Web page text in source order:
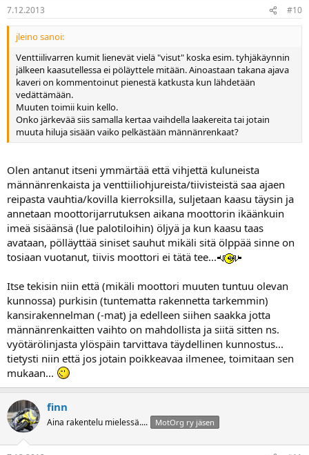
7.12.2013 #10
jleino sanoi:
Venttiilivarren kumit lienevät vielä "visut" koska esim. tyhjäkäynnin
jälkeen kaasutellessa ei pöläyttele mitään. Ainoastaan takana ajava
kaveri on kommentoinut pienestä katkusta kun lähdetään
vedättämään.
Muuten toimii kuin kello.
Onko järkevää siis samalla kertaa vaihdella laakereita tai jotain
muuta hiluja sisään vaiko pelkästään männänrenkaat?
Olen antanut itseni ymmärtää että vihjettä kuluneista
männänrenkaista ja venttiiliohjureista/tiivisteistä saa ajaen
reipasta vauhtia/kovilla kierroksilla, suljetaan kaasu täysin ja
annetaan moottorijarrutuksen aikana moottorin ikäänkuin
imeä sisäänsä (lue palotiloihin) öljyä ja kun kaasu taas
avataan, pölläyttää siniset sauhut mikäli sitä ölppää sinne on
tosiaan vuotanut, tiivis moottori ei tätä tee...
Itse tekisin niin että (mikäli moottori muuten tuntuu olevan
kunnossa) purkisin (tuntematta rakennetta tarkemmin)
kansirakennelman (-mat) ja edelleen siihen saakka jotta
männänrenkaitten vaihto on mahdollista ja siitä sitten ns.
vyötärölinjasta ylöspäin tarvittava täydellinen kunnostus...
tietysti niin että jos jotain poikkeavaa ilmenee, toimitaan sen
mukaan...
finn
Aina rakentelu mielessä.... MotOrg ry jäsen